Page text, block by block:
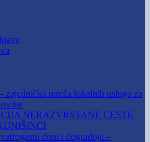
zajednička mreža lokalnih usluga za
NERAZVRSTANE CESTE
dom i dogradnja –